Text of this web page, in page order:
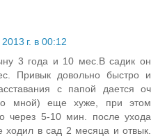
г. в 00:12
3 года и 10 мес.В садик он
Привык довольно быстро и
с папой дается оч
мной) еще хуже, при этом
через 5-10 мин. после ухода
ходил в сад 2 месяца и отвык.